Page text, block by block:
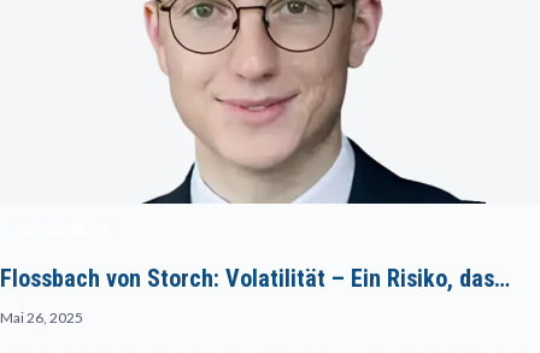
Flossbach von Storch: Volatilität – Ein Risiko, das…
Mai 26, 2025